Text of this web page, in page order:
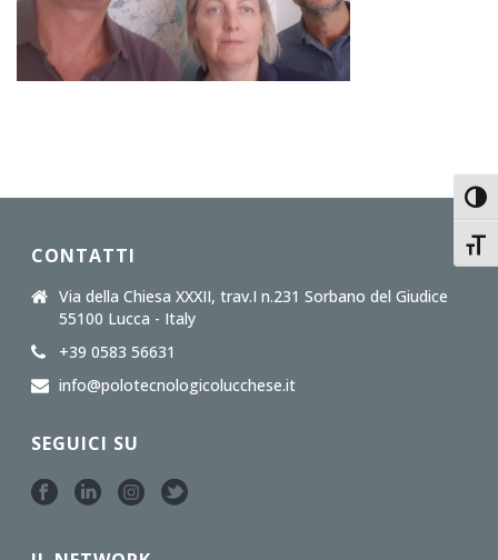
CONTATTI
Via della Chiesa XXXII, trav.I n.231 Sorbano del Giudice
55100 Lucca - Italy
+39 0583 56631
info@polotecnologicolucchese.it
SEGUICI SU